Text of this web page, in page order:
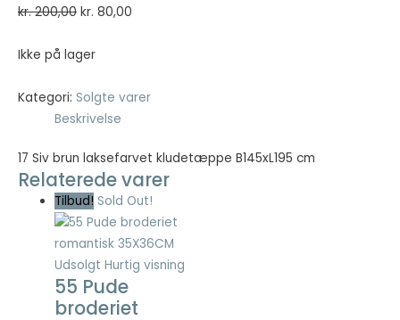
kr.200,00 Den
pris
kr. 200,00.
kr. 80,00
kr. 80,00.
Ikke på lager
Kategori: Solgte varer
Beskrivelse
17 Siv brun laksefarvet kludetæppe B145xL195 cm
Relaterede varer
Tilbud! Sold Out!
Udsolgt Hurtig visning
55 Pude
broderiet
Nødvendig
Nødvendige
cookies hjælper
med at gøre en
hjemmeside
brugbar ved at
aktivere
grundlæggende